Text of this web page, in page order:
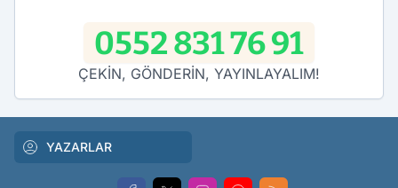
0552 831 76 91
ÇEKİN, GÖNDERİN, YAYINLAYALIM!
YAZARLAR